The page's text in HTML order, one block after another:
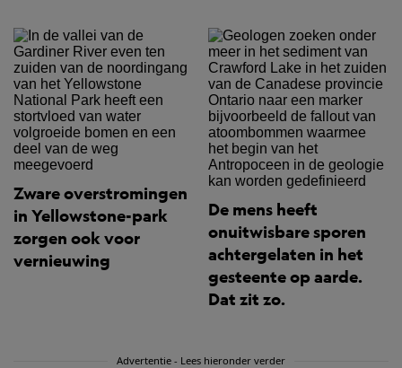
Zware overstromingen
in Yellowstone-park
zorgen ook voor
vernieuwing
De mens heeft
onuitwisbare sporen
achtergelaten in het
gesteente op aarde.
Dat zit zo.
Advertentie - Lees hieronder verder